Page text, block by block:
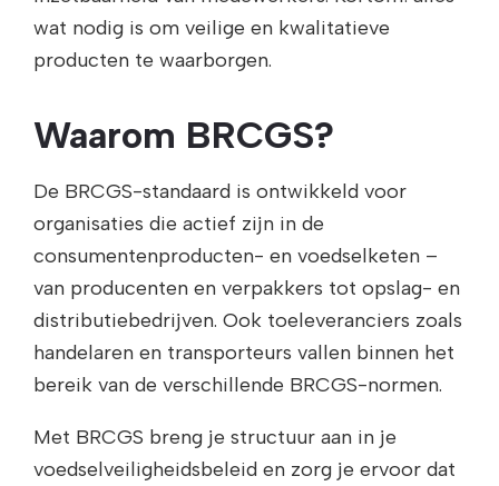
wat nodig is om veilige en kwalitatieve
producten te waarborgen.
Waarom BRCGS?
De BRCGS-standaard is ontwikkeld voor
organisaties die actief zijn in de
consumentenproducten- en voedselketen –
van producenten en verpakkers tot opslag- en
distributiebedrijven. Ook toeleveranciers zoals
handelaren en transporteurs vallen binnen het
bereik van de verschillende BRCGS-normen.
Met BRCGS breng je structuur aan in je
voedselveiligheidsbeleid en zorg je ervoor dat